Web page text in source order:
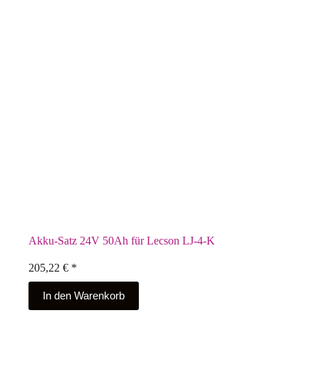
Akku-Satz 24V 50Ah für Lecson LJ-4-K
205,22 € *
In den Warenkorb